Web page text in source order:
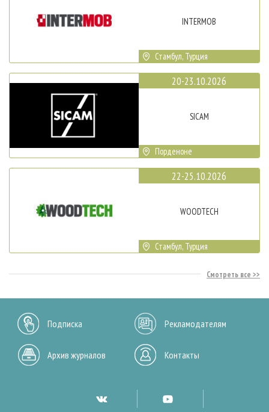
INTERMOB
Стамбул, Турция
20-23.10.2026
SICAM
Порденоне
22-25.10.2026
WOODTECH
Стамбул, Турция
Смотреть все
Подписка Рекламодателям
Архив журналов Контакты